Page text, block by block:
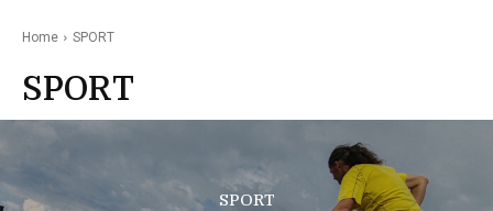
Home SPORT
SPORT
SPORT